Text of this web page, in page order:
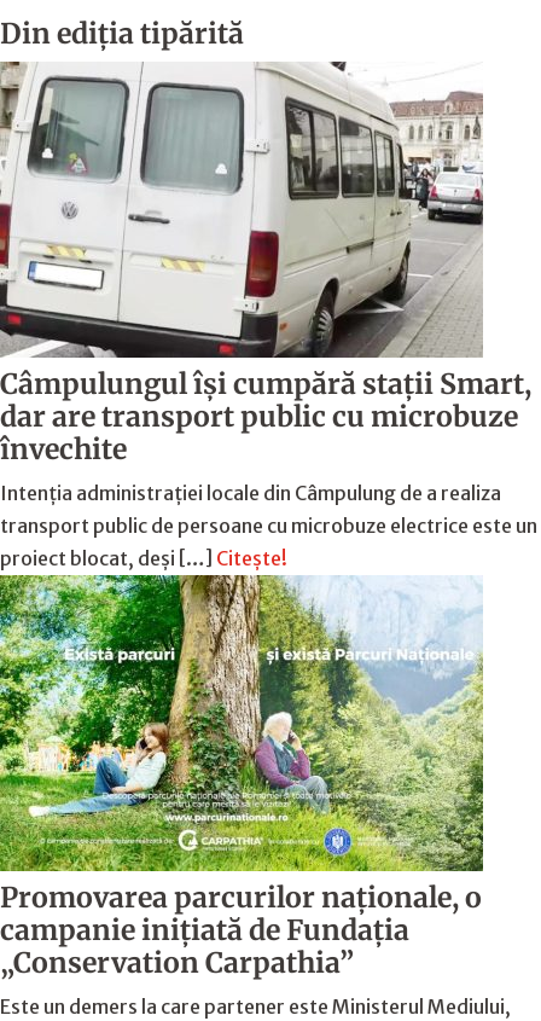
Din ediția tipărită
Câmpulungul îşi cumpără staţii Smart,
dar are transport public cu microbuze
învechite
Intenția administrației locale din Câmpulung de a realiza
transport public de persoane cu microbuze electrice este un
proiect blocat, deși […] Citește!
Promovarea parcurilor naționale, o
campanie inițiată de Fundația
„Conservation Carpathia”
Este un demers la care partener este Ministerul Mediului,